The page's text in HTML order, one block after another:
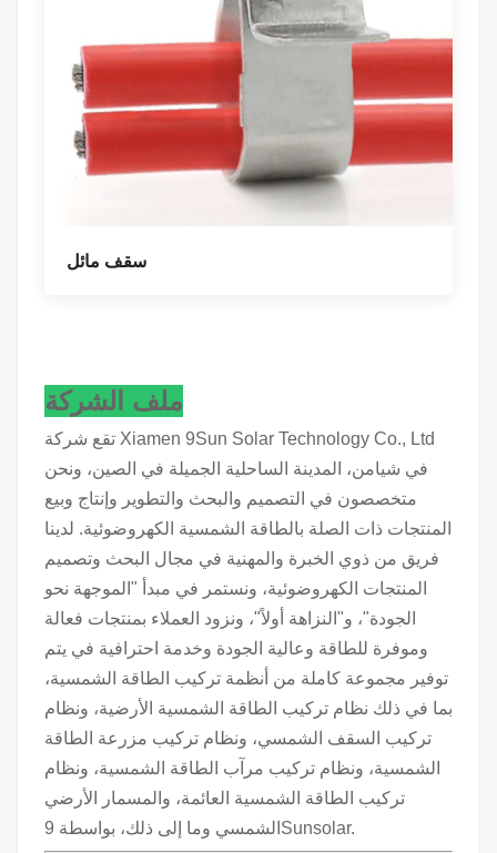
سقف مائل
ملف الشركة
تقع شركة Xiamen 9Sun Solar Technology Co., Ltd
في شيامن، المدينة الساحلية الجميلة في الصين، ونحن
متخصصون في التصميم والبحث والتطوير وإنتاج وبيع
المنتجات ذات الصلة بالطاقة الشمسية الكهروضوئية. لدينا
فريق من ذوي الخبرة والمهنية في مجال البحث وتصميم
المنتجات الكهروضوئية، ونستمر في مبدأ "الموجهة نحو
الجودة"، و"النزاهة أولاً"، ونزود العملاء بمنتجات فعالة
وموفرة للطاقة وعالية الجودة وخدمة احترافية في يتم
توفير مجموعة كاملة من أنظمة تركيب الطاقة الشمسية،
بما في ذلك نظام تركيب الطاقة الشمسية الأرضية، ونظام
تركيب السقف الشمسي، ونظام تركيب مزرعة الطاقة
الشمسية، ونظام تركيب مرآب الطاقة الشمسية، ونظام
تركيب الطاقة الشمسية العائمة، والمسمار الأرضي
الشمسي وما إلى ذلك، بواسطة 9Sunsolar.